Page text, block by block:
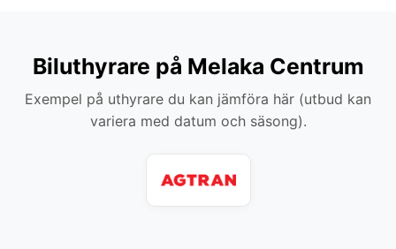
Biluthyrare på Melaka Centrum
Exempel på uthyrare du kan jämföra här (utbud kan
variera med datum och säsong).